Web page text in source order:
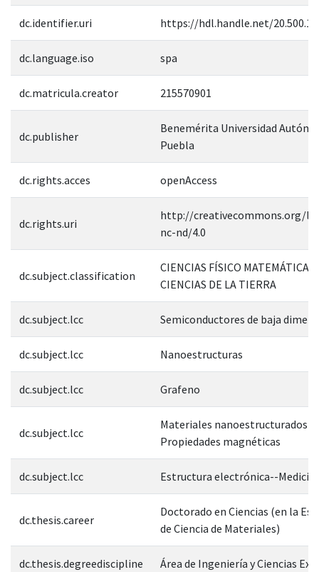
dc.identifier.uri https://hdl.handle.net/
dc.language.iso spa
dc.matricula.creator 215570901
dc.publisher
Benemérita Universidad
Puebla
dc.rights.acces openAccess
dc.rights.uri
http://creativecommons.org/
nc-nd/4.0
dc.subject.classification
CIENCIAS FÍSICO MATEMÁTICAS
CIENCIAS DE LA TIERRA
dc.subject.lcc Semiconductores de baja
dc.subject.lcc Nanoestructuras
dc.subject.lcc Grafeno
dc.subject.lcc
Materiales nanoestructurados--
Propiedades magnéticas
dc.subject.lcc Estructura electrónica--
dc.thesis.career
Doctorado en Ciencias (en la
de Ciencia de Materiales)
dc.thesis.degreediscipline Área de Ingeniería y Ciencias